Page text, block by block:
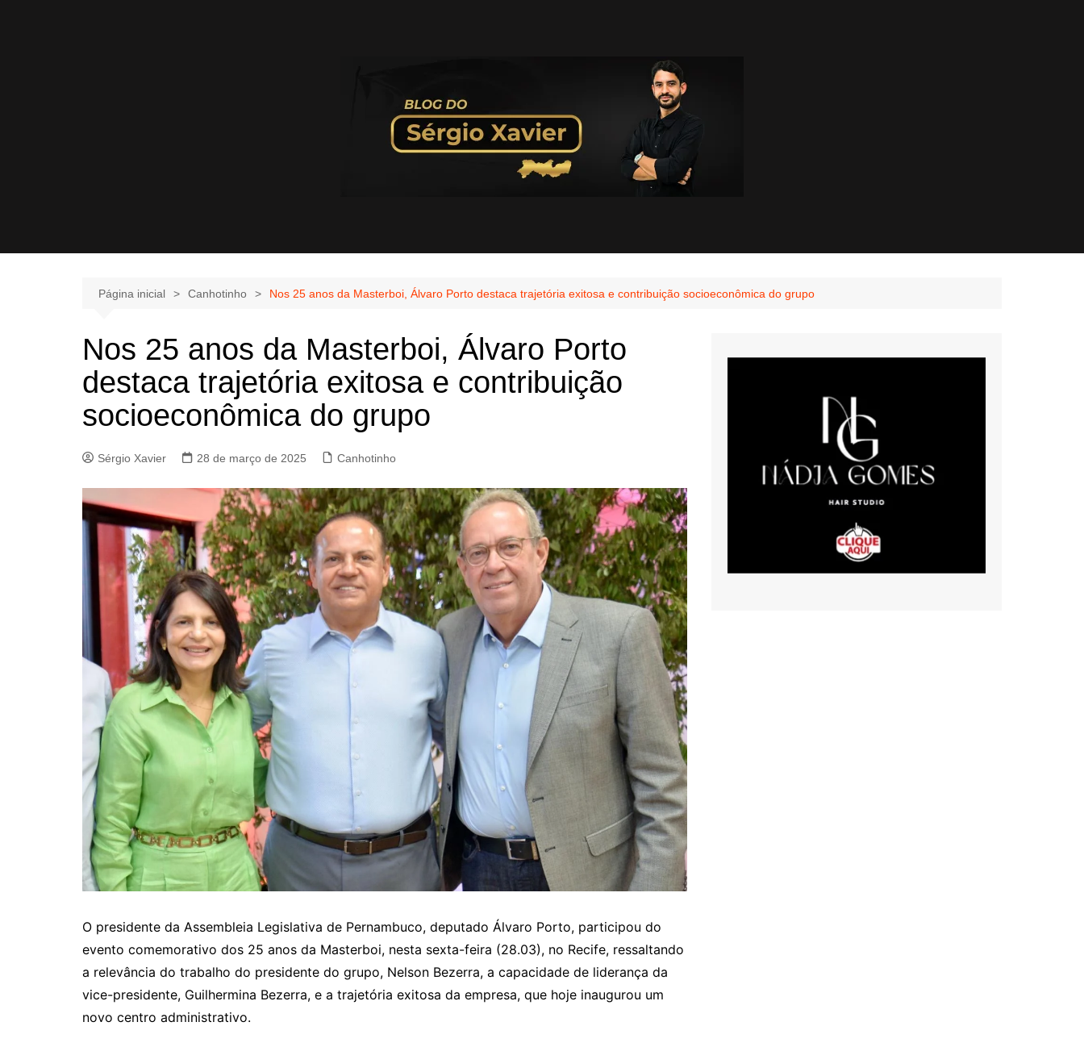
Página inicial Canhotinho Nos 25 anos da Masterboi, Álvaro Porto destaca trajetória exitosa e contribuição socioeconômica do grupo
Nos 25 anos da Masterboi, Álvaro Porto
destaca trajetória exitosa e contribuição
socioeconômica do grupo
Sérgio Xavier 28 de março de 2025 Canhotinho
O presidente da Assembleia Legislativa de Pernambuco, deputado Álvaro Porto, participou do
evento comemorativo dos 25 anos da Masterboi, nesta sexta-feira (28.03), no Recife, ressaltando
a relevância do trabalho do presidente do grupo, Nelson Bezerra, a capacidade de liderança da
vice-presidente, Guilhermina Bezerra, e a trajetória exitosa da empresa, que hoje inaugurou um
novo centro administrativo.